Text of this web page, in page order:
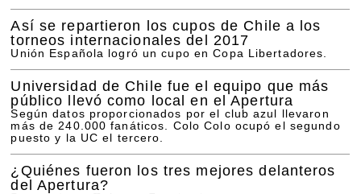
Así se repartieron los cupos de Chile a los
torneos internacionales del 2017
Unión Española logró un cupo en Copa Libertadores.
Universidad de Chile fue el equipo que más
público llevó como local en el Apertura
Según datos proporcionados por el club azul llevaron
más de 240.000 fanáticos. Colo Colo ocupó el segundo
puesto y la UC el tercero.
¿Quiénes fueron los tres mejores delanteros
del Apertura?